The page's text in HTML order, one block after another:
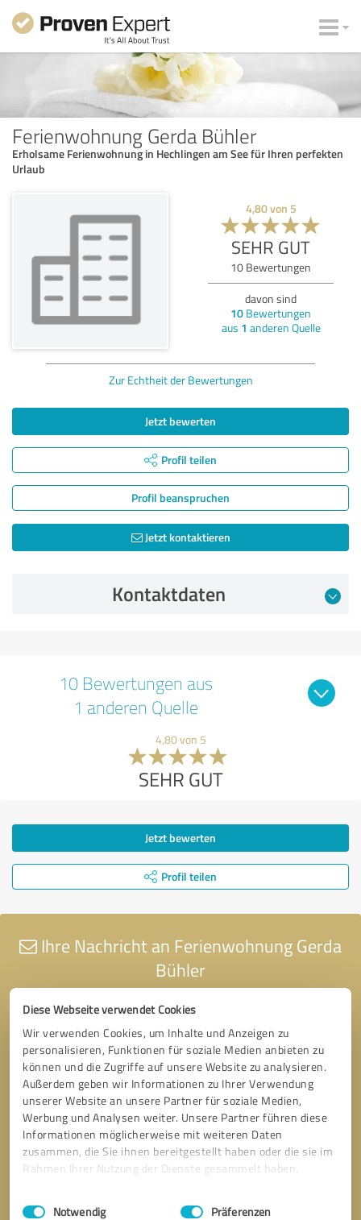
Diese Webseite verwendet Cookies
Wir verwenden Cookies, um Inhalte und Anzeigen zu
personalisieren, Funktionen für soziale Medien anbieten zu
können und die Zugriffe auf unsere Website zu analysieren.
Außerdem geben wir Informationen zu Ihrer Verwendung
unserer Website an unsere Partner für soziale Medien,
Werbung und Analysen weiter. Unsere Partner führen diese
Informationen möglicherweise mit weiteren Daten
zusammen, die Sie ihnen bereitgestellt haben oder die sie im
Rahmen Ihrer Nutzung der Dienste gesammelt haben.
Impressum Datenschutzbestimmungen
Einwilligungsauswahl
Notwendig Präferenzen
Ferienwohnung Gerda Bühler
Erholsame Ferienwohnung in Hechlingen am See für Ihren perfekten
Urlaub
4,80von 5
SEHR GUT
10 Bewertungen
davon sind
10 Bewertungen
aus 1 anderen Quelle
Zur Echtheit der Bewertungen
Jetzt bewerten
Profil teilen
Profil beanspruchen
Jetzt kontaktieren
Kontaktdaten
10 Bewertungen aus
1 anderen Quelle
4,80 von 5
SEHR GUT
Jetzt bewerten
Profil teilen
Ihre Nachricht an Ferienwohnung Gerda
Bühler